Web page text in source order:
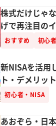
株式だけじゃ
げで再注目の
おすすめ 初心
新NISAを活用
ト・デメリッ
初心者・NISA
あおぞら・日